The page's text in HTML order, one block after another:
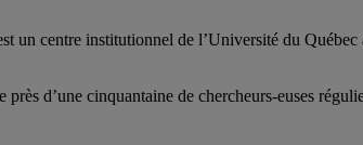
un centre institutionnel de l’Université du
près d’une cinquantaine de chercheurs-euses